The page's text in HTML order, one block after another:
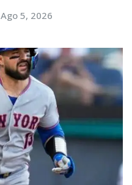
Ago 5, 2026